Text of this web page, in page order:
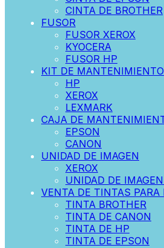
CINTA DE BROTHER
FUSOR
FUSOR XEROX
KYOCERA
FUSOR HP
KIT DE MANTENIMIENTO
HP
XEROX
LEXMARK
CAJA DE
EPSON
CANON
UNIDAD DE IMAGEN
XEROX
UNIDAD DE
VENTA DE TINTAS PARA
TINTA BROTHER
TINTA DE CANON
TINTA DE HP
TINTA DE EPSON